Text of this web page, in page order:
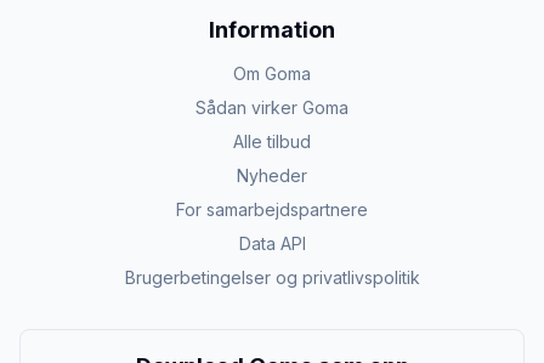
Information
Om Goma
Sådan virker Goma
Alle tilbud
Nyheder
For samarbejdspartnere
Data API
Brugerbetingelser og privatlivspolitik